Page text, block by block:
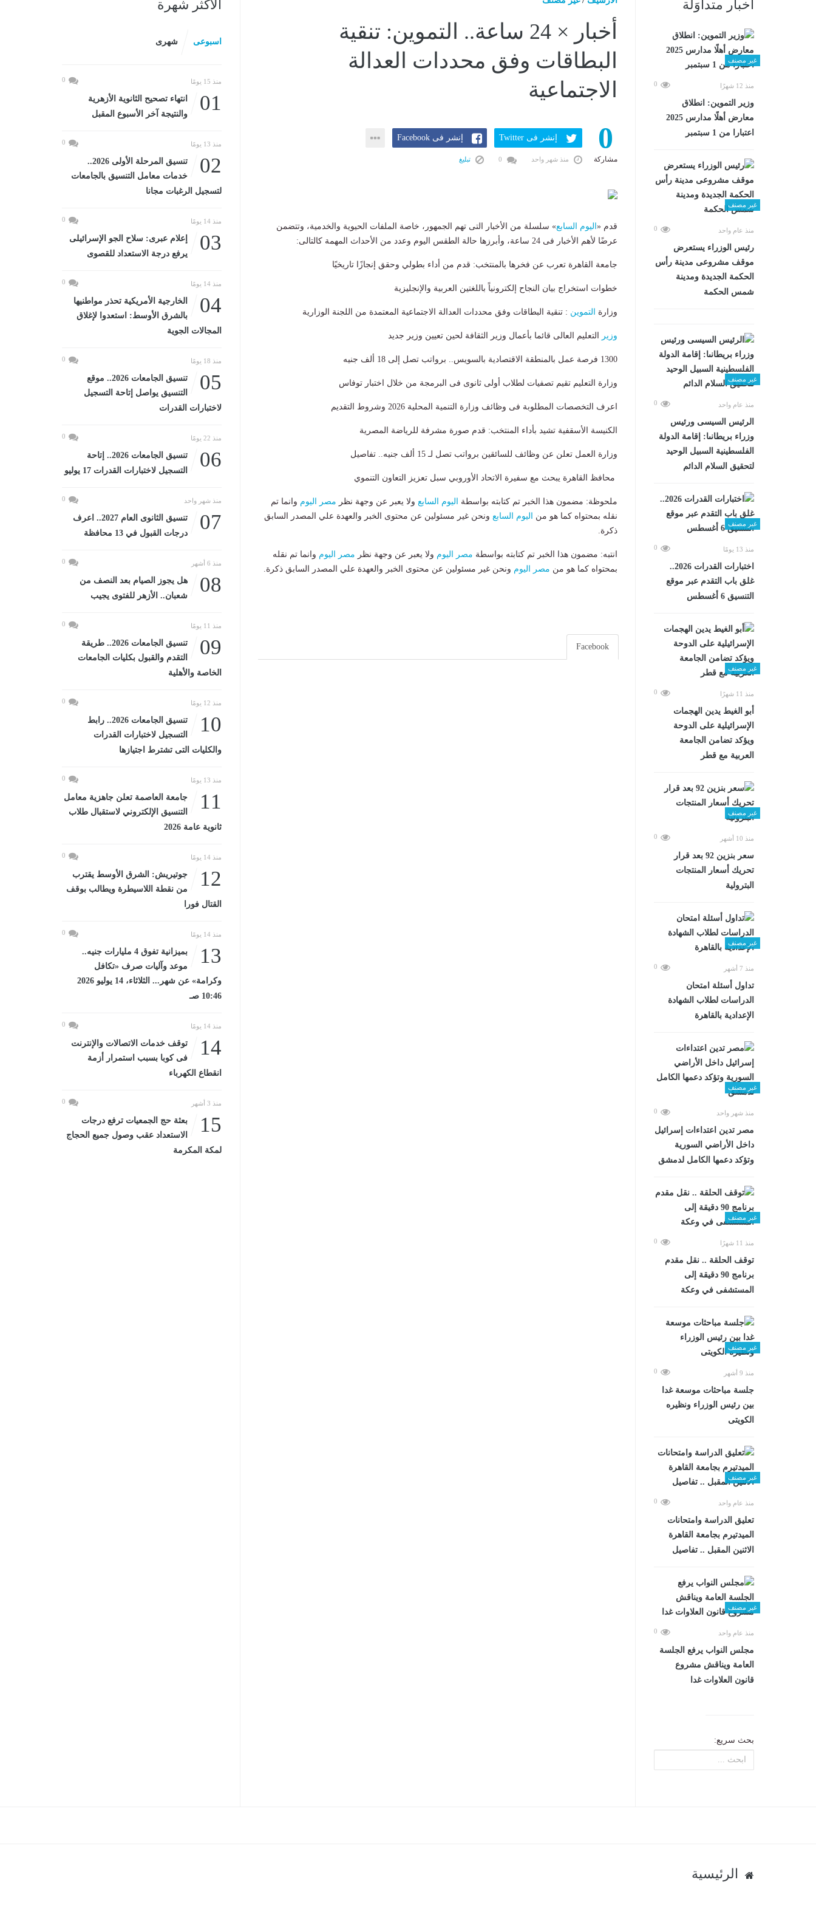
أخبار متداوَلة
غير مصنف
منذ 12 شهرًا 0
وزير التموين: انطلاق
معارض أهلًا مدارس 2025
اعتبارا من 1 سبتمبر
غير مصنف
منذ عام واحد 0
رئيس الوزراء يستعرض
موقف مشروعى مدينة رأس
الحكمة الجديدة ومدينة
شمس الحكمة
غير مصنف
منذ عام واحد 0
الرئيس السيسى ورئيس
وزراء بريطانىا: إقامة الدولة
الفلسطينية السبيل الوحيد
لتحقيق السلام الدائم
غير مصنف
منذ 13 يومًا 0
اختبارات القدرات 2026..
غلق باب التقدم عبر موقع
التنسيق 6 أغسطس
غير مصنف
منذ 11 شهرًا 0
أبو الغيط يدين الهجمات
الإسرائيلية على الدوحة
ويؤكد تضامن الجامعة
العربية مع قطر
غير مصنف
منذ 10 أشهر 0
سعر بنزين 92 بعد قرار
تحريك أسعار المنتجات
البترولية
غير مصنف
منذ 7 أشهر 0
تداول أسئلة امتحان
الدراسات لطلاب الشهادة
الإعدادية بالقاهرة
غير مصنف
منذ شهر واحد 0
مصر تدين اعتداءات إسرائيل
داخل الأراضي السورية
وتؤكد دعمها الكامل لدمشق
غير مصنف
منذ 11 شهرًا 0
توقف الحلقة .. نقل مقدم
برنامج 90 دقيقة إلى
المستشفى في وعكة
غير مصنف
منذ 9 أشهر 0
جلسة مباحثات موسعة غدا
بين رئيس الوزراء ونظيره
الكويتى
غير مصنف
منذ عام واحد 0
تعليق الدراسة وامتحانات
الميدتيرم بجامعة القاهرة
الاثنين المقبل .. تفاصيل
غير مصنف
منذ عام واحد 0
مجلس النواب يرفع الجلسة
العامة ويناقش مشروع
قانون العلاوات غدا
بحث سريع:
أخبار × 24 ساعة.. التموين: تنقية
البطاقات وفق محددات العدالة
الاجتماعية
0
مشاركة
إنشر فى Twitter إنشر فى Facebook
منذ شهر واحد تبليغ
قدم « اليوم السابع
» سلس‎لة من الأخبار التى تهم الجمهور، خاصة الملفات الحيوية والخدمية، وتتضمن
عرضًا لأهم الأخبار فى 24 ساعة، وأبرزها حالة الطقس اليوم وعدد من الأحداث المهمة كالتالى:
جامعة القاهرة تعرب عن فخرها بالمنتخب: قدم من أداء بطولي وحقق إنجازًا تاريخيًا
خطوات استخراج بيان النجاح إلكترونياً باللغتين العربية والإنجليزية
وزارة التموين : تنقية البطاقات وفق محددات العدالة الاجتماعية المعتمدة من اللجنة الوزارية
وزير التعليم العالى قائما بأعمال وزير الثقافة لحين تعيين وزير جديد
1300 فرصة عمل بالمنطقة الاقتصادية بالسويس.. برواتب تصل إلى 18 ألف جنيه
وزارة التعليم تقيم تصفيات لطلاب أولى ثانوى فى البرمجة من خلال اختبار توفاس
اعرف التخصصات المطلوبة فى وظائف وزارة التنمية المحلية 2026 وشروط التقديم
الكنيسة الأسقفية تشيد بأداء المنتخب: قدم صورة مشرفة للرياضة المصرية
وزارة العمل تعلن عن وظائف للسائقين برواتب تصل لـ 15 ألف جنيه.. تفاصيل
​محافظ القاهرة يبحث مع سفيرة الاتحاد الأوروبي سبل تعزيز التعاون التنموي
ملحوظة: مضمون هذا الخبر تم كتابته بواسطة اليوم السابع ولا يعبر عن وجهة نظر مصر اليوم وانما تم
نقله بمحتواه كما هو من
اليوم السابع ونحن غير مسئولين عن محتوى الخبر والعهدة علي المصدر السابق
ذكرة.
انتبه: مضمون هذا الخبر تم كتابته بواسطة مصر اليوم ولا يعبر عن وجهة نظر مصر اليوم وانما تم نقله
بمحتواه كما هو من مصر اليوم ونحن غير مسئولين عن محتوى الخبر والعهدة علي المصدر السابق ذكرة.
Facebook
الأكثر شهرة
اسبوعى شهرى
منذ 15 يومًا 0
01
انتهاء تصحيح الثانوية الأزهرية
والنتيجة آخر الأسبوع المقبل
منذ 13 يومًا 0
02
تنسيق المرحلة الأولى 2026..
خدمات معامل التنسيق بالجامعات
لتسجيل الرغبات مجانا
منذ 14 يومًا 0
03
إعلام عبرى: سلاح الجو الإسرائيلى
يرفع درجة الاستعداد للقصوى
منذ 14 يومًا 0
04
الخارجية الأمريكية تحذر مواطنيها
بالشرق الأوسط: استعدوا لإغلاق
المجالات الجوية
منذ 18 يومًا 0
05
تنسيق الجامعات 2026.. موقع
التنسيق يواصل إتاحة التسجيل
لاختبارات القدرات
منذ 22 يومًا 0
06
تنسيق الجامعات 2026.. إتاحة
التسجيل لاختبارات القدرات 17 يوليو
منذ شهر واحد 0
07
تنسيق الثانوى العام 2027.. اعرف
درجات القبول في 13 محافظة
منذ 6 أشهر 0
08
هل يجوز الصيام بعد النصف من
شعبان.. الأزهر للفتوى يجيب
منذ 11 يومًا 0
09
تنسيق الجامعات 2026.. طريقة
التقدم والقبول بكليات الجامعات
الخاصة والأهلية
منذ 12 يومًا 0
10
تنسيق الجامعات 2026.. رابط
التسجيل لاختبارات القدرات
والكليات التى تشترط اجتيازها
منذ 13 يومًا 0
11
جامعة العاصمة تعلن جاهزية معامل
التنسيق الإلكتروني لاستقبال طلاب
ثانوية عامة 2026
منذ 14 يومًا 0
12
جوتيريش: الشرق الأوسط يقترب
من نقطة اللاسيطرة ويطالب بوقف
القتال فورا
منذ 14 يومًا 0
13
بميزانية تفوق 4 مليارات جنيه..
موعد وآليات صرف «تكافل
وكرامة» عن شهر... الثلاثاء، 14 يوليو 2026
10:46 صـ
منذ 14 يومًا 0
14
توقف خدمات الاتصالات والإنترنت
فى كوبا بسبب استمرار أزمة
انقطاع الكهرباء
منذ 3 أشهر 0
15
بعثة حج الجمعيات ترفع درجات
الاستعداد عقب وصول جميع الحجاج
لمكة المكرمة
الرئيسية